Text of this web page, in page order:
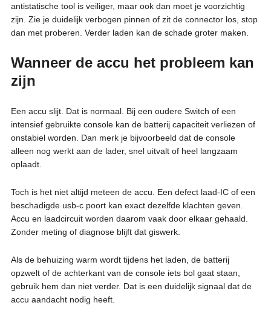
antistatische tool is veiliger, maar ook dan moet je voorzichtig
zijn. Zie je duidelijk verbogen pinnen of zit de connector los, stop
dan met proberen. Verder laden kan de schade groter maken.
Wanneer de accu het probleem kan
zijn
Een accu slijt. Dat is normaal. Bij een oudere Switch of een
intensief gebruikte console kan de batterij capaciteit verliezen of
onstabiel worden. Dan merk je bijvoorbeeld dat de console
alleen nog werkt aan de lader, snel uitvalt of heel langzaam
oplaadt.
Toch is het niet altijd meteen de accu. Een defect laad-IC of een
beschadigde usb-c poort kan exact dezelfde klachten geven.
Accu en laadcircuit worden daarom vaak door elkaar gehaald.
Zonder meting of diagnose blijft dat giswerk.
Als de behuizing warm wordt tijdens het laden, de batterij
opzwelt of de achterkant van de console iets bol gaat staan,
gebruik hem dan niet verder. Dat is een duidelijk signaal dat de
accu aandacht nodig heeft.